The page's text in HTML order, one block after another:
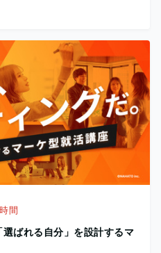
間
ばれる自分」を設計するマ